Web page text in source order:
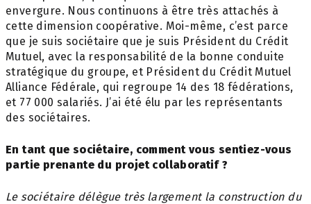
envergure. Nous continuons à être très attachés à
cette dimension coopérative. Moi-même, c’est parce
que je suis sociétaire que je suis Président du Crédit
Mutuel, avec la responsabilité de la bonne conduite
stratégique du groupe, et Président du Crédit Mutuel
Alliance Fédérale, qui regroupe 14 des 18 fédérations,
et 77 000 salariés. J’ai été élu par les représentants
des sociétaires.
En tant que sociétaire, comment vous sentiez-vous
partie prenante du projet collaboratif ?
Le sociétaire délègue très largement la construction du